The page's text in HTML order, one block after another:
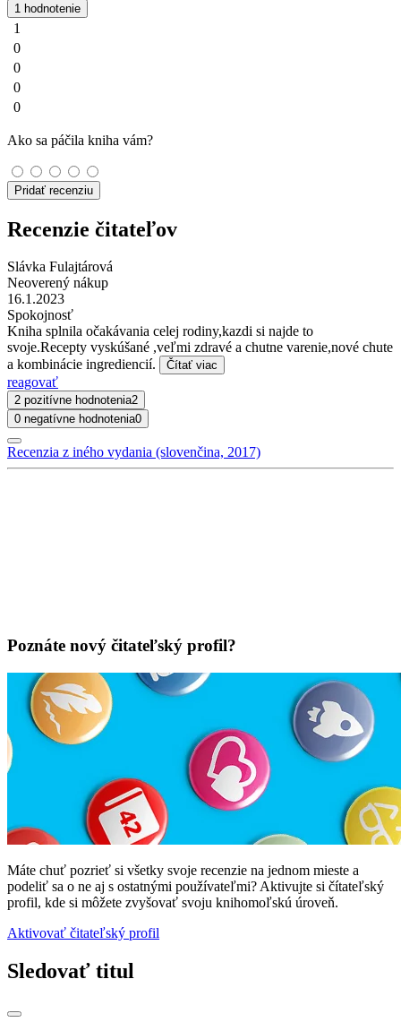
1 hodnotenie
1
0
0
0
0
Ako sa páčila kniha vám?
Pridať recenziu
Recenzie čitateľov
Slávka Fulajtárová
Neoverený nákup
16.1.2023
Spokojnosť
Kniha splnila očakávania celej rodiny,kazdi si najde to
svoje.Recepty vyskúšané ,veľmi zdravé a chutne varenie,nové chute
a kombinácie ingrediencií.
Čítať viac
reagovať
2 pozitívne hodnotenia2
0 negatívne hodnotenia0
Recenzia z iného vydania (slovenčina, 2017)
Poznáte nový čitateľský profil?
Máte chuť pozrieť si všetky svoje recenzie na jednom mieste a
podeliť sa o ne aj s ostatnými používateľmi? Aktivujte si čítateľský
profil, kde si môžete zvyšovať svoju knihomoľskú úroveň.
Aktivovať čitateľský profil
Sledovať titul